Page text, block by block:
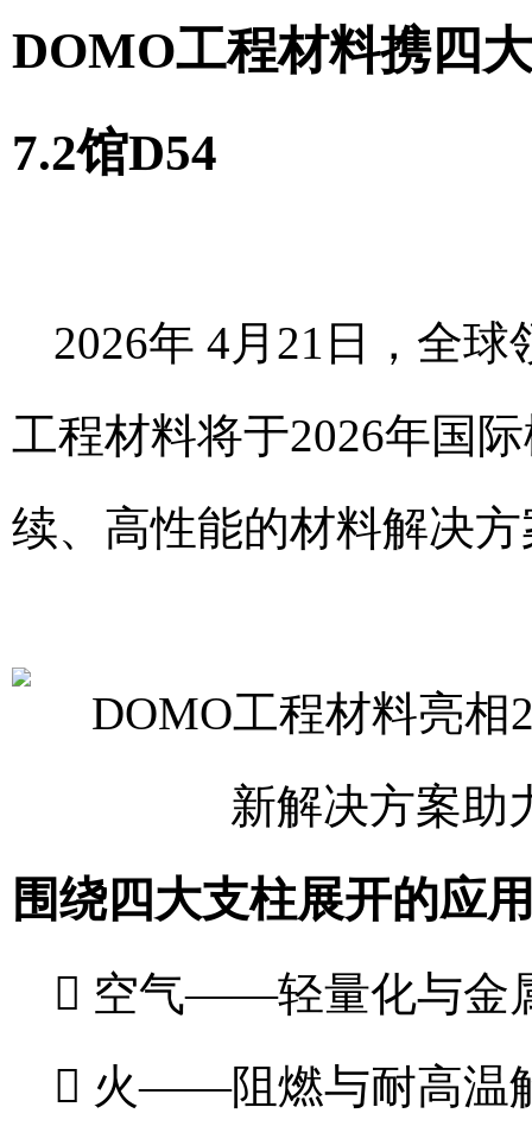
DOMO工程材料携四
7.2馆D54
2026年 4月21日，全
工程材料将于2026年国
续、高性能的材料解决
围绕四大支柱展开的应
 空气——轻量化与金
 火——阻燃与耐高温